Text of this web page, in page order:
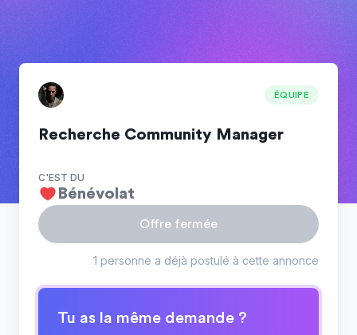
ÉQUIPE
Recherche Community Manager
C'EST DU
Bénévolat
Offre fermée
1 personne a déjà postulé à cette annonce
Tu as la même demande ?